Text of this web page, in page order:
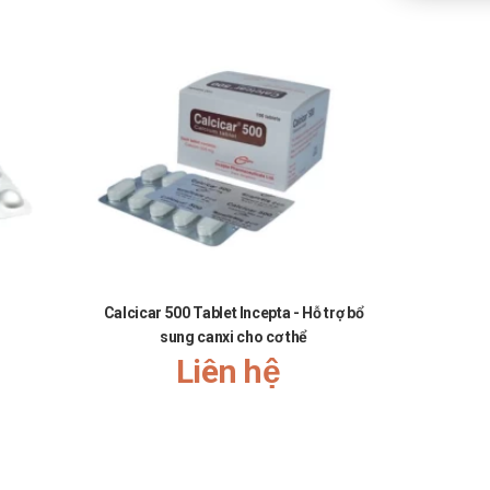
ý kiến của dược sĩ, bác sĩ khi muốn dùng đồng
Calcicar 500 Tablet Incepta - Hỗ trợ bổ
sung canxi cho cơ thể
Liên hệ